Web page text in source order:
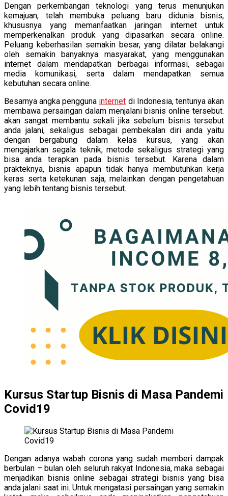
Dengan perkembangan teknologi yang terus menunjukan
kemajuan, telah membuka peluang baru didunia bisnis,
khususnya yang memanfaatkan jaringan internet untuk
memperkenalkan produk yang dipasarkan secara online.
Peluang keberhasilan semakin besar, yang dilatar belakangi
oleh semakin banyaknya masyarakat, yang menggunakan
internet dalam mendapatkan berbagai informasi, sebagai
media komunikasi, serta dalam mendapatkan semua
kebutuhan secara online.
Besarnya angka pengguna internet di Indonesia, tentunya akan
membawa persaingan dalam menjalani bisnis online tersebut.
akan sangat membantu sekali jika sebelum bisnis tersebut
anda jalani, sekaligus sebagai pembekalan diri anda yaitu
dengan bergabung dalam kelas kursus, yang akan
mengajarkan segala teknik, metode sekaligus strategi yang
bisa anda terapkan pada bisnis tersebut. Karena dalam
prakteknya, bisnis apapun tidak hanya membutuhkan kerja
keras serta ketekunan saja, melainkan dengan pengetahuan
yang lebih tentang bisnis tersebut.
Kursus Startup Bisnis di Masa Pandemi
Covid19
Dengan adanya wabah corona yang sudah memberi dampak
berbulan – bulan oleh seluruh rakyat Indonesia, maka sebagai
menjadikan bisnis online sebagai strategi bisnis yang bisa
anda jalani saat ini. Untuk mengatasi persaingan yang semakin